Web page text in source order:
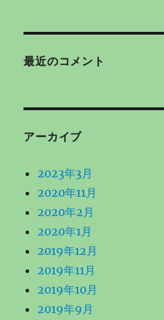
最近のコメント
アーカイブ
2023年3月
2020年11月
2020年2月
2020年1月
2019年12月
2019年11月
2019年10月
2019年9月